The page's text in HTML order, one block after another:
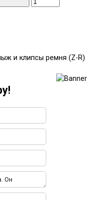
и клипсы ремня (Z-R)